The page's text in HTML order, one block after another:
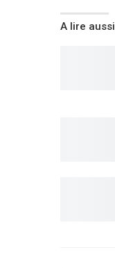
A lire aussi